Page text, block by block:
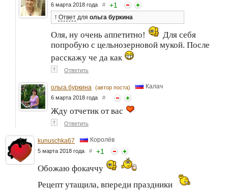
6 марта 2018 года # +1
↑ Ответ для ольга буркина
Оля, ну очень аппетитно!
Для себя
попробую с цельнозерновой мукой. После
расскажу че да как
↑ Ответить
ольга буркина (автор поста) Калач
6 марта 2018 года #
Жду отчетик от вас
↑ Ответить
kunuschka67 Королёв
5 марта 2018 года # +1
Обожаю фокаччу
Рецепт утащила, впереди праздники